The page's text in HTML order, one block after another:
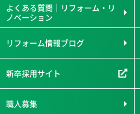
よくある質問｜リフォーム・リ
ノベーション
リフォーム情報ブログ
新卒採用サイト
職人募集